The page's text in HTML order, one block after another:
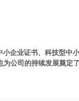
企业证书、科技型中
公司的持续发展奠定了